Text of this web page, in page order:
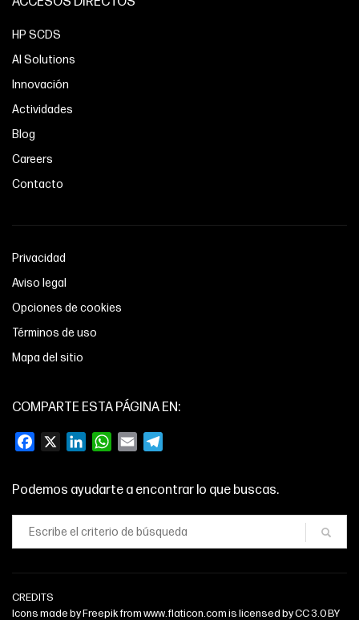
HP SCDS
AI Solutions
Innovación
Actividades
Blog
Careers
Contacto
Privacidad
Aviso legal
Opciones de cookies
Términos de uso
Mapa del sitio
COMPARTE ESTA PÁGINA EN:
Facebook LinkedInWhatsApp
Email
Podemos ayudarte a encontrar lo que buscas.
CREDITS
Icons made byFreepikfrom www.flaticon.com is licensed byCC 3.0 BY